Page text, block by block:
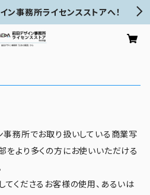
ン事務所ライセンスストアへ！
事務所でお取り扱いしている商業写
をより多くの方にお使いいただける
てくださるお客様の使用、あるいは